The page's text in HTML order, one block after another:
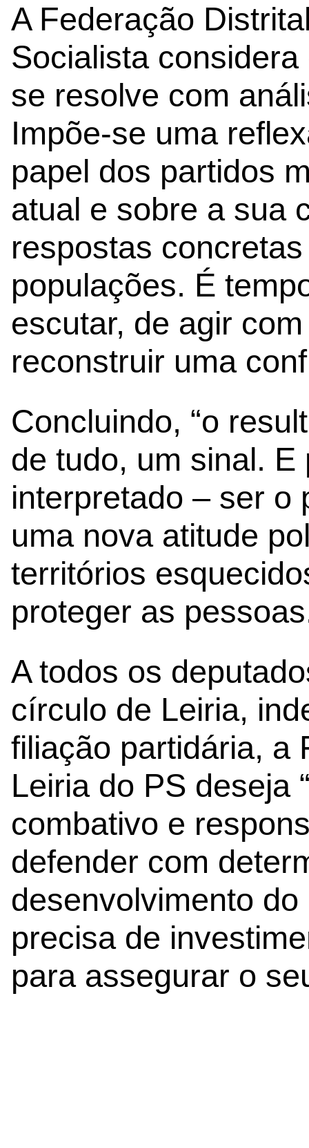
A Federação
Socialista
se resolve com
Impõe-se uma
papel dos partidos
atual e sobre a sua
respostas
populações. É
escutar, de agir
reconstruir uma
Concluindo, “o
de tudo, um sinal.
interpretado – ser o
uma nova atitude
territórios
proteger as
A todos os
círculo de Leiria,
filiação partidária, a
Leiria do PS deseja
combativo e
defender com
desenvolvimento
precisa de
para assegurar o